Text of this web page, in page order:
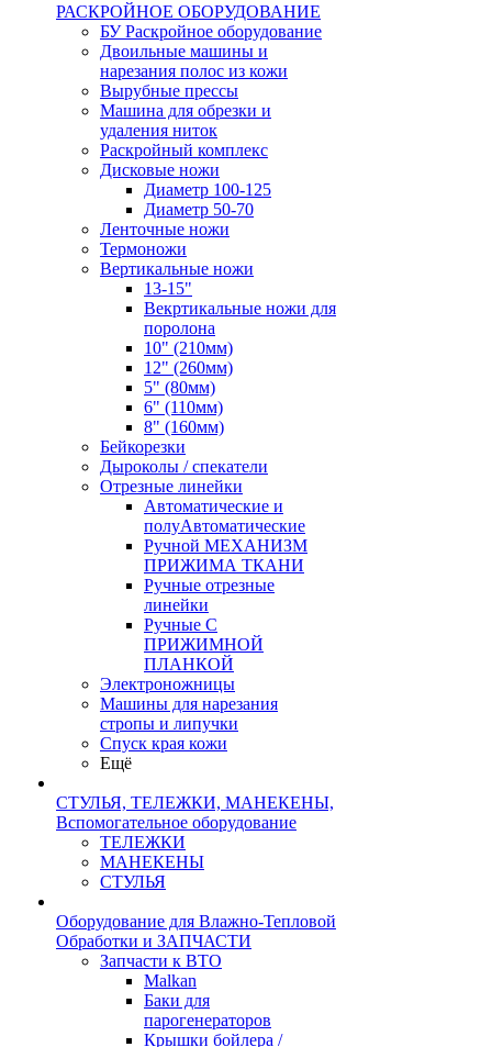
РАСКРОЙНОЕ ОБОРУДОВАНИЕ
БУ Раскройное оборудование
Двоильные машины и
нарезания полос из кожи
Вырубные прессы
Машина для обрезки и
удаления ниток
Раскройный комплекс
Дисковые ножи
Диаметр 100-125
Диаметр 50-70
Ленточные ножи
Термоножи
Вертикальные ножи
13-15"
Векртикальные ножи для
поролона
10" (210мм)
12" (260мм)
5" (80мм)
6" (110мм)
8" (160мм)
Бейкорезки
Дыроколы / спекатели
Отрезные линейки
Автоматические и
полуАвтоматические
Ручной МЕХАНИЗМ
ПРИЖИМА ТКАНИ
Ручные отрезные
линейки
Ручные С
ПРИЖИМНОЙ
ПЛАНКОЙ
Электроножницы
Машины для нарезания
стропы и липучки
Спуск края кожи
Ещё
СТУЛЬЯ, ТЕЛЕЖКИ, МАНЕКЕНЫ,
Вспомогательное оборудование
ТЕЛЕЖКИ
МАНЕКЕНЫ
СТУЛЬЯ
Оборудование для Влажно-Тепловой
Обработки и ЗАПЧАСТИ
Запчасти к ВТО
Malkan
Баки для
парогенераторов
Крышки бойлера /